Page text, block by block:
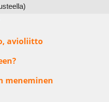
avioliitto
meneminen